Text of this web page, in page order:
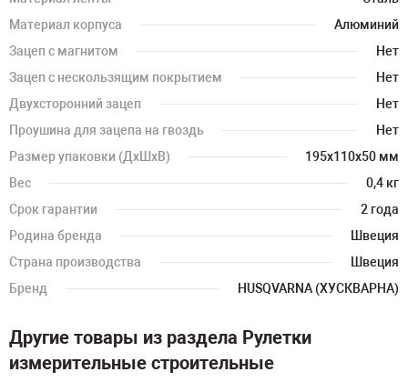
Материал корпуса
Алюминий
Зацеп с магнитом
Нет
Зацеп с нескользящим покрытием
Нет
Двухсторонний зацеп
Нет
Проушина для зацепа на гвоздь
Нет
Размер упаковки (ДхШхВ)
195х110х50 мм
Вес
0,4 кг
Срок гарантии
2 года
Родина бренда
Швеция
Страна производства
Швеция
Бренд
HUSQVARNA (ХУСКВАРНА)
Другие товары из раздела Рулетки
измерительные строительные